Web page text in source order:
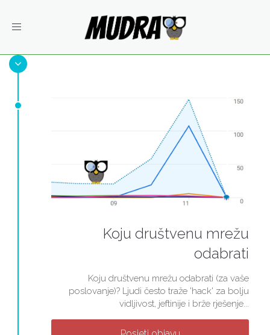
Toggle
Koju društvenu mrežu
odabrati
Koju društvenu mrežu odabrati (za vaše
poslovanje)? Ljudi često traže 'hack' za bolju
vidljivost, jeftinije i brže rješenje...